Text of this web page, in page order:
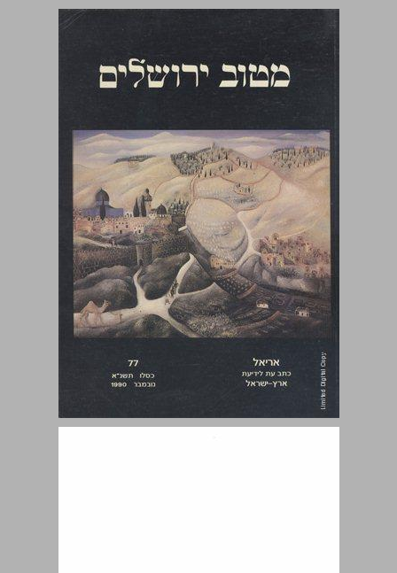
מטוב ירושלים ... 0